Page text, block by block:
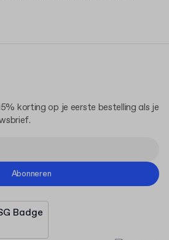
korting op je eerste bestelling als je
Abonneren